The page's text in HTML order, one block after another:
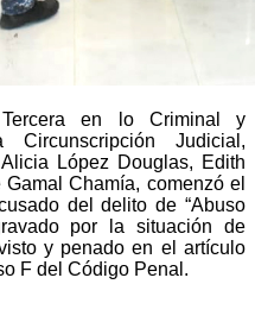
en lo Criminal y
Judicial,
López Douglas, Edith
Chamía, comenzó el
del delito de “Abuso
por la situación de
y penado en el artículo
F del Código Penal.